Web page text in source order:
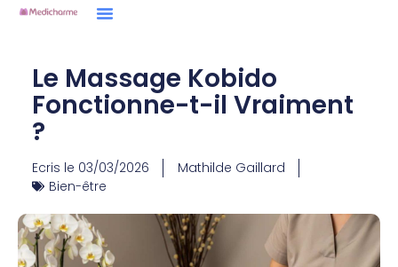
Le Massage Kobido
Fonctionne-t-il Vraiment
?
Ecris le 03/03/2026
Mathilde Gaillard
Bien-être